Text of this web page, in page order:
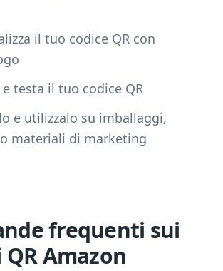
il tuo codice QR con
e testa il tuo codice QR
e utilizzalo su imballaggi,
materiali di marketing
frequenti sui
Amazon